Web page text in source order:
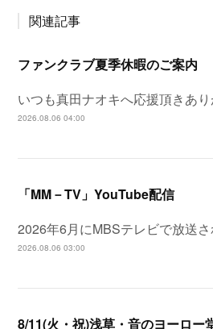
関連記事
ファンクラブ夏季休暇のご案内
いつも真田ナオキへ応援頂きあ
2026.08.06 04:00
「MM－TV」YouTube配信
2026年6月にMBSテレビで放送
2026.08.06 03:00